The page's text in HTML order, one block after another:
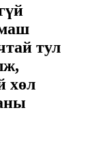
тул
хөл